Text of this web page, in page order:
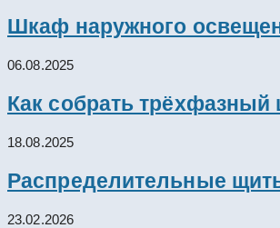
Шкаф наружного
06.08.2025
Как собрать
18.08.2025
Распределительные
23.02.2026